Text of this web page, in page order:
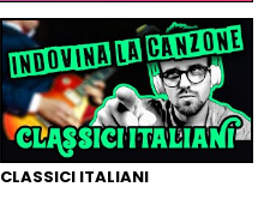
CLASSICI ITALIANI